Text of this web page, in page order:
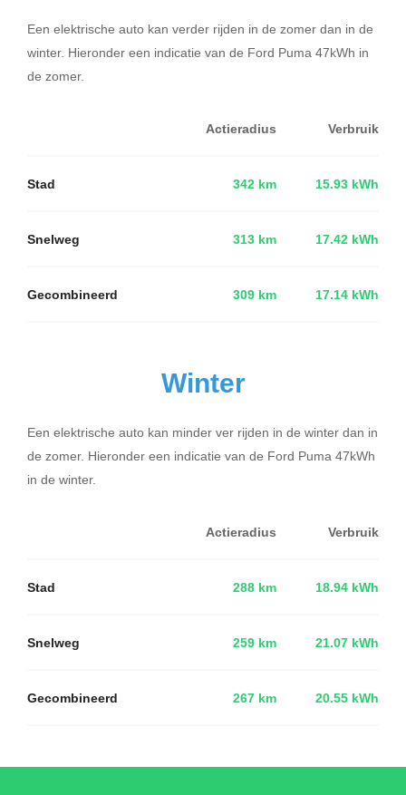
Een elektrische auto kan verder rijden in de zomer dan in de
winter. Hieronder een indicatie van de Ford Puma 47kWh in
de zomer.
Actieradius Verbruik
Stad 342 km 15.93 kWh
Snelweg 313 km 17.42 kWh
Gecombineerd 309 km 17.14 kWh
Winter
Een elektrische auto kan minder ver rijden in de winter dan in
de zomer. Hieronder een indicatie van de Ford Puma 47kWh
in de winter.
Actieradius Verbruik
Stad 288 km 18.94 kWh
Snelweg 259 km 21.07 kWh
Gecombineerd 267 km 20.55 kWh